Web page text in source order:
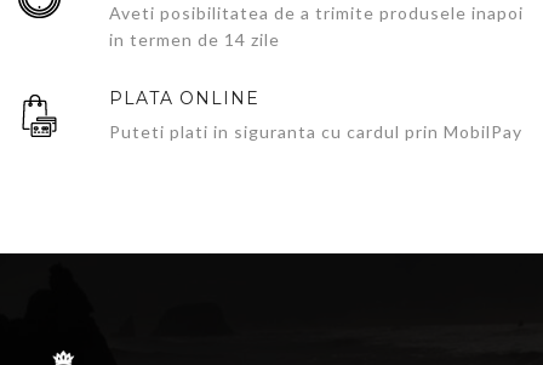
Aveti posibilitatea de a trimite produsele inapoi
in termen de 14 zile
PLATA ONLINE
Puteti plati in siguranta cu cardul prin MobilPay